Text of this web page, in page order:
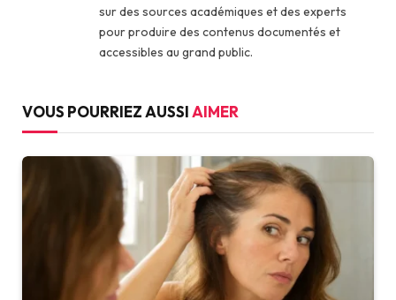
sur des sources académiques et des experts
pour produire des contenus documentés et
accessibles au grand public.
VOUS POURRIEZ AUSSIAIMER